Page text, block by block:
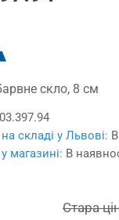
скло, 8 см
складі у Львові:
магазині: В
Стара